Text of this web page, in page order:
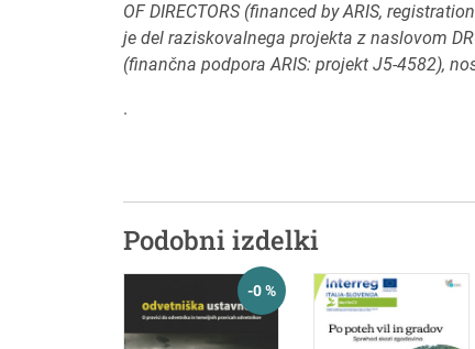
OF DIRECTORS (financed by ARIS,
je del raziskovalnega projekta z naslovom
(finančna podpora ARIS: projekt J5-4582),
.
Podobni izdelki
-0 %